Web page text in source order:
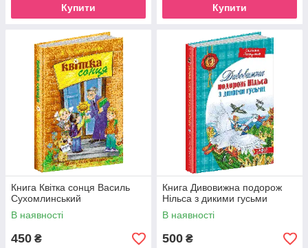
Купити Купити
Книга Квітка сонця Василь
Сухомлинський
В наявності
450 ₴
Книга Дивовижна подорож
Нільса з дикими гусьми
В наявності
500 ₴